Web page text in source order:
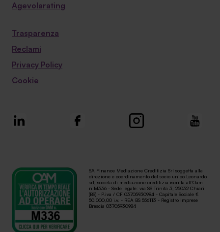
Agevolarating
Trasparenza
Reclami
Privacy Policy
Cookie
SA Finance Mediazione Creditizia Srl soggetta alla
direzione e coordinamento del socio unico Leonardo
srl, società di mediazione creditizia iscritta all'Oam
n.M336 - Sede legale: via SS Trinità 3, 25032 Chiari
(BS) - P.iva / CF 03705930984 - Capitale Sociale €
50.000,00 i.v. - REA BS 556113 - Registro Imprese
Brescia 03705930984